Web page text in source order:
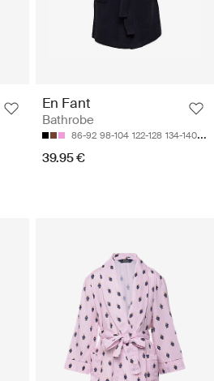
En Fant
Bathrobe
86-92 98-104 122-128 134-140
39.95 €